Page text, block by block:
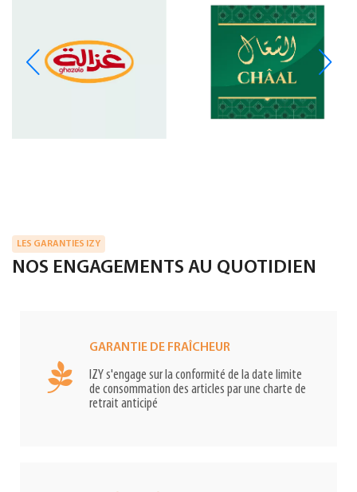
LES GARANTIES IZY
NOS ENGAGEMENTS AU QUOTIDIEN
GARANTIE DE FRAÎCHEUR
IZY s'engage sur la conformité de la date limite
de consommation des articles par une charte de
retrait anticipé